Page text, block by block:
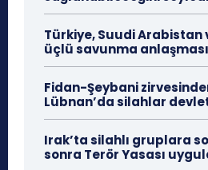
Türkiye, Suudi Arabistan
üçlü savunma
Fidan-Şeybani
Lübnan’da silahlar
Irak’ta silahlı gruplara
sonra Terör Yasası